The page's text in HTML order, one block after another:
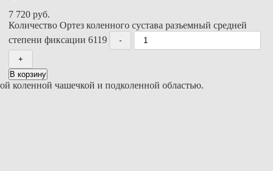
7 720 руб.
Количество Ортез коленного сустава разъемный средней
степени фиксации 6119
В корзину
коленной чашечкой и подколенной областью.